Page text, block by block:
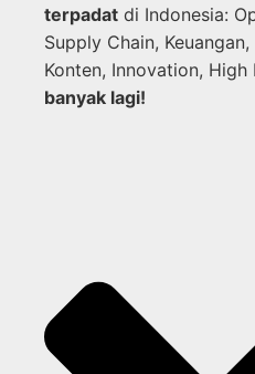
terpadat di Indonesia:
Supply Chain,
Konten, Innovation,
banyak lagi!